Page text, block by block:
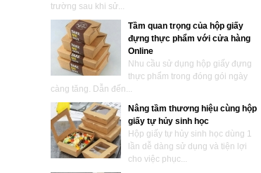
trường sau khi sử...
Tầm quan trọng của hộp giấy
đựng thực phẩm với cửa hàng
Online
Nhu cầu sử dụng hộp giấy đựng
thực phẩm trong đóng gói ngày
càng tăng. Dẫn đến...
Nâng tầm thương hiệu cùng hộp
giấy tự hủy sinh học
Hộp giấy tự hủy sinh học dùng 1
lần dễ dàng sử dụng và tiện lợi
cho việc phục...